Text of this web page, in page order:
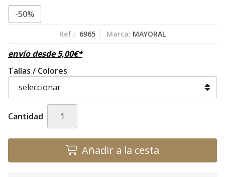
-50%
Ref.: 6965 Marca: MAYORAL
envío desde5,00€*
Tallas / Colores
Cantidad
Añadir a la cesta